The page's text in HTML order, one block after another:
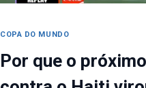
COPA DO MUNDO
Por que o